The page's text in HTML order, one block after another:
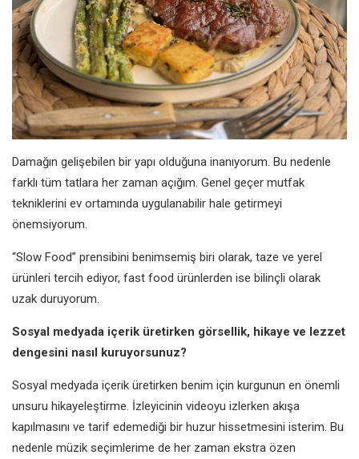
Damağın gelişebilen bir yapı olduğuna inanıyorum. Bu nedenle
farklı tüm tatlara her zaman açığım. Genel geçer mutfak
tekniklerini ev ortamında uygulanabilir hale getirmeyi
önemsiyorum.
“Slow Food” prensibini benimsemiş biri olarak, taze ve yerel
ürünleri tercih ediyor, fast food ürünlerden ise bilinçli olarak
uzak duruyorum.
Sosyal medyada içerik üretirken görsellik, hikaye ve lezzet
dengesini nasıl kuruyorsunuz?
Sosyal medyada içerik üretirken benim için kurgunun en önemli
unsuru hikayeleştirme. İzleyicinin videoyu izlerken akışa
kapılmasını ve tarif edemediği bir huzur hissetmesini isterim. Bu
nedenle müzik seçimlerime de her zaman ekstra özen